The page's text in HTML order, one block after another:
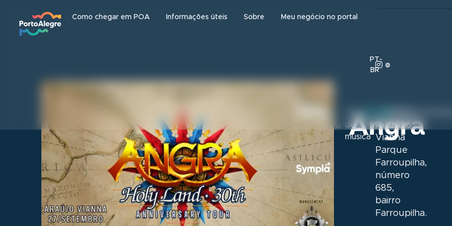
Como chegar em POA Informações úteis Sobre Meu negócio no portal
PT-
BR
Show
de
música
Angra
Araújo
Vianna
Parque
Farroupilha,
número
685,
bairro
Farroupilha.
2026